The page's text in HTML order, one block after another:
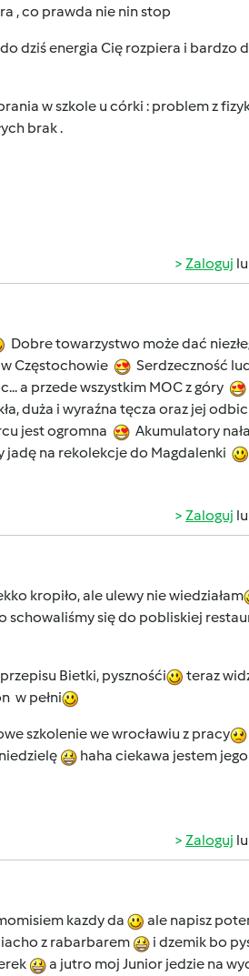
, co prawda nie nin stop
dziś energia Cię rozpiera i bardzo
w szkole u córki : problem z
brak .
Zaloguj
Dobre towarzystwo może dać
w Częstochowie
Serdzeczność
a przede wszystkim MOC z góry
duża i wyraźna tęcza oraz jej
jest ogromna Akumulatory
na rekolekcje do Magdalenki
Zaloguj
kropiło, ale ulewy nie wiedziałam
schowaliśmy się do pobliskiej
Bietki, pysznośći
teraz
w pełni
szkolenie we wrocławiu z pracy
haha ciekawa jestem
Zaloguj
kazdy da ale napisz
z rabarbarem
i dzemik bo
a jutro moj Junior jedzie na